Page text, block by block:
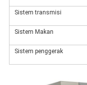
Sistem transmisi
Sistem Makan
Sistem penggerak